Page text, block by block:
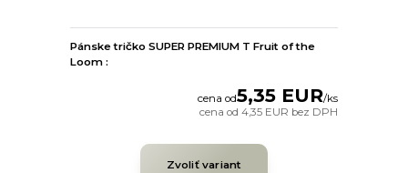
Pánske tričko SUPER PREMIUM T Fruit of the
Loom :
cena od5,35 EUR/ks
cena od4,35 EUR bez DPH
Zvoliť variant